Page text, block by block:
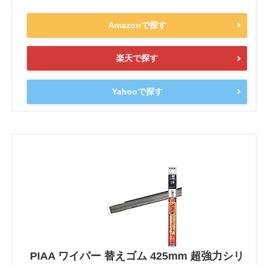
Amazonで探す
楽天で探す
Yahooで探す
PIAA ワイパー 替えゴム 425mm 超強力シリ